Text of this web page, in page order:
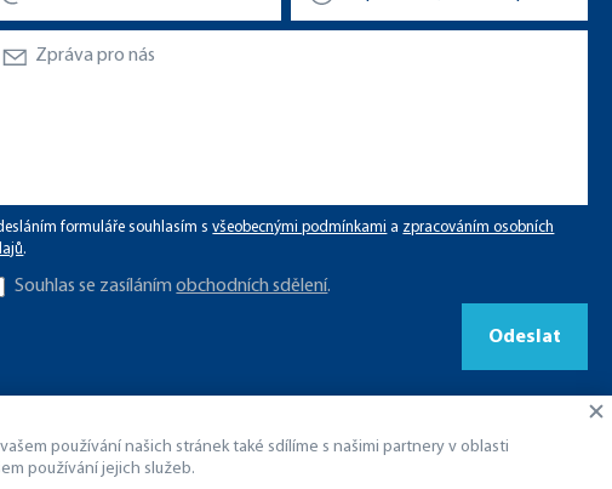
formuláře souhlasím svšeobecnými podmínkami a zpracováním osobních
.
Souhlas se zasílánímobchodních sdělení.
Odeslat
používání našich stránek také sdílíme s našimi partnery v oblasti
používání jejich služeb.